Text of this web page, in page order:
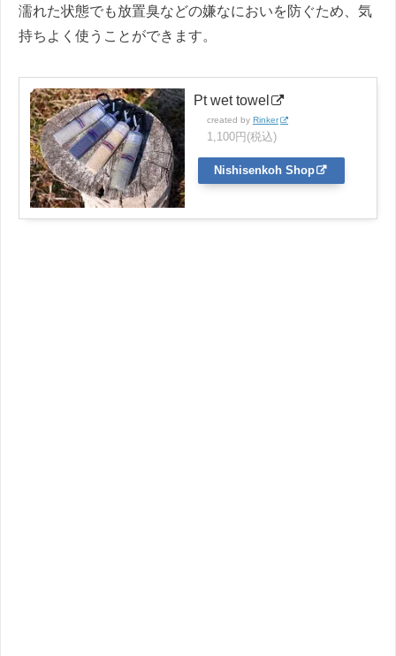
濡れた状態でも放置臭などの嫌なにおいを防ぐため、気
持ちよく使うことができます。
Pt wet towel
created by Rinker
1,100円(税込)
Nishisenkoh Shop